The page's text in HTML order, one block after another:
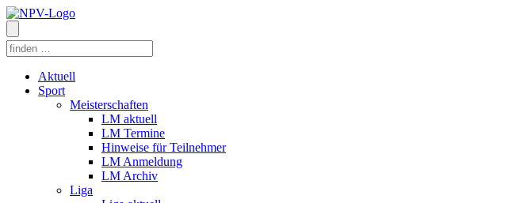
Aktuell
Sport
Meisterschaften
LM aktuell
LM Termine
Hinweise für Teilnehmer
LM Anmeldung
LM Archiv
Liga